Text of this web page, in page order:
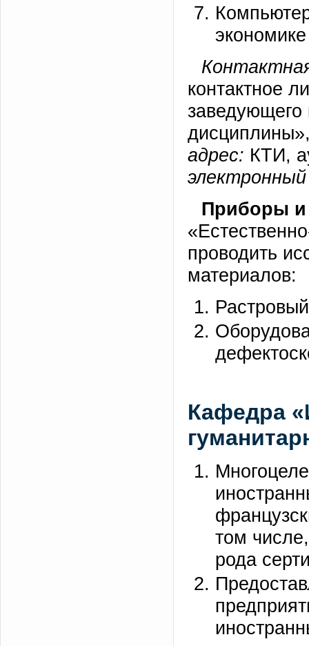
контактное
заведующего
адрес: КТИ,
Приборы и
проводить
материалов:
Кафедра
том
рода